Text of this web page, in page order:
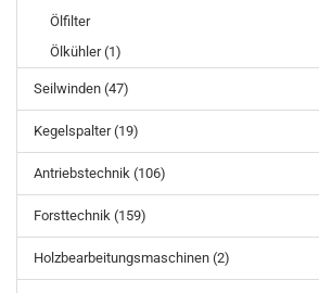
Ölfilter
Ölkühler (1)
Seilwinden (47)
Kegelspalter (19)
Antriebstechnik (106)
Forsttechnik (159)
Holzbearbeitungsmaschinen (2)